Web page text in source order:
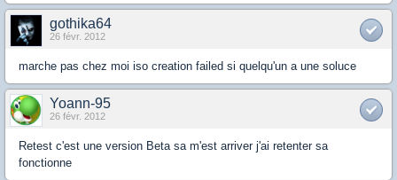
gothika64
26 févr. 2012
marche pas chez moi iso creation failed si quelqu'un a une soluce
Yoann-95
26 févr. 2012
Retest c'est une version Beta sa m'est arriver j'ai retenter sa
fonctionne